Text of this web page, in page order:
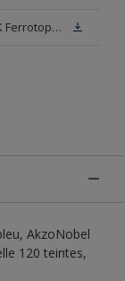
Fiche de données de sécurité Redox AK Ferrotop Blanc
AkzoNobel
120 teintes,